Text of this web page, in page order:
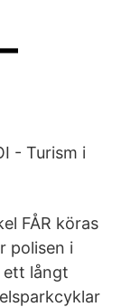
- Turism i
FÅR köras
polisen i
ett långt